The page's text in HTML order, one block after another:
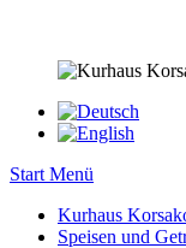
Start Menü
Kurhaus
Speisen und